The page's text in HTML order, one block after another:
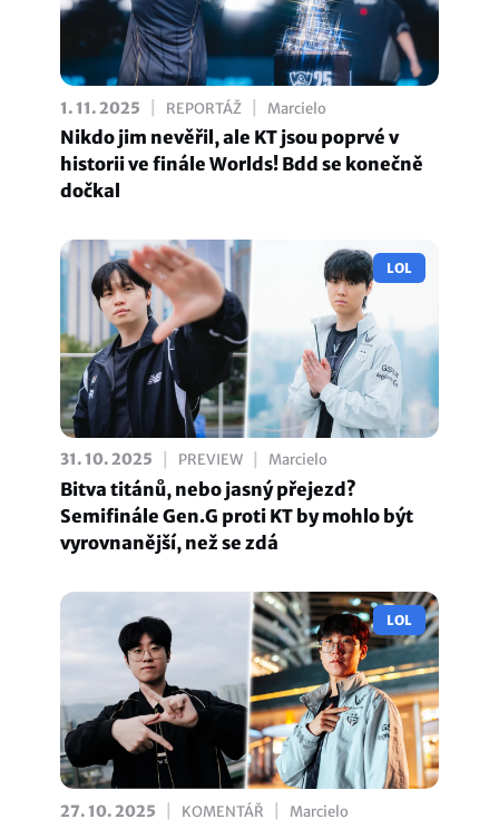
1. 11. 2025 REPORTÁŽ Marcielo
Nikdo jim nevěřil, ale KT jsou poprvé v
historii ve finále Worlds! Bdd se konečně
dočkal
LOL
31. 10. 2025 PREVIEW Marcielo
Bitva titánů, nebo jasný přejezd?
Semifinále Gen.G proti KT by mohlo být
vyrovnanější, než se zdá
LOL
27. 10. 2025 KOMENTÁŘ Marcielo